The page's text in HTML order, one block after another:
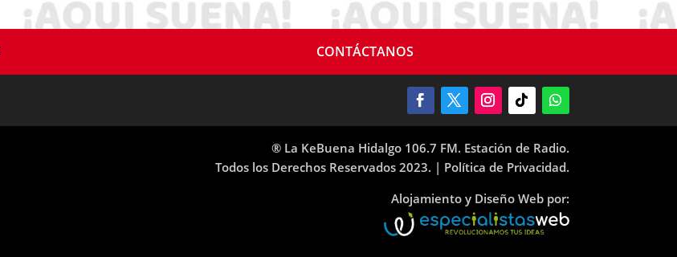
CONTÁCTANOS
® La KeBuena Hidalgo 106.7 FM. Estación de Radio.
Todos los Derechos Reservados 2023. | Política de Privacidad.
Alojamiento y Diseño Web por: